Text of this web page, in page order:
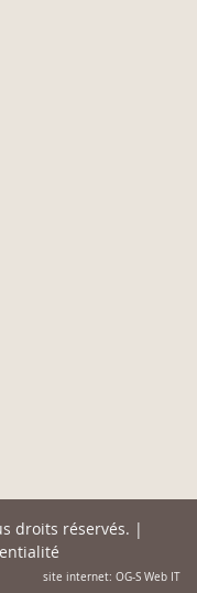
droits réservés. |
site internet: OG-S Web IT